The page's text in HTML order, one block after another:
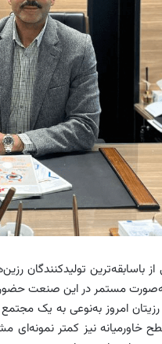
باسابقه‌ترین تولیدکنندگان
امروز به‌نوعی به یک
خاورمیانه نیز کمتر نمونه‌ای